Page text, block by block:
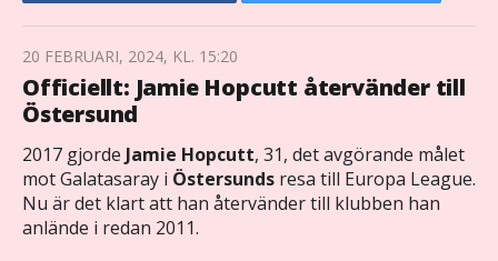
20 FEBRUARI, 2024, KL. 15:20
Officiellt: Jamie Hopcutt återvänder till
Östersund
2017 gjorde Jamie Hopcutt, 31, det avgörande målet
mot Galatasaray i Östersunds resa till Europa League.
Nu är det klart att han återvänder till klubben han
anlände i redan 2011.